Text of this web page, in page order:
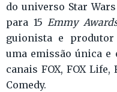
do universo Star
para 15Emmy
guionista e produtor
uma emissão única e
canais FOX, FOX Life,
Comedy.